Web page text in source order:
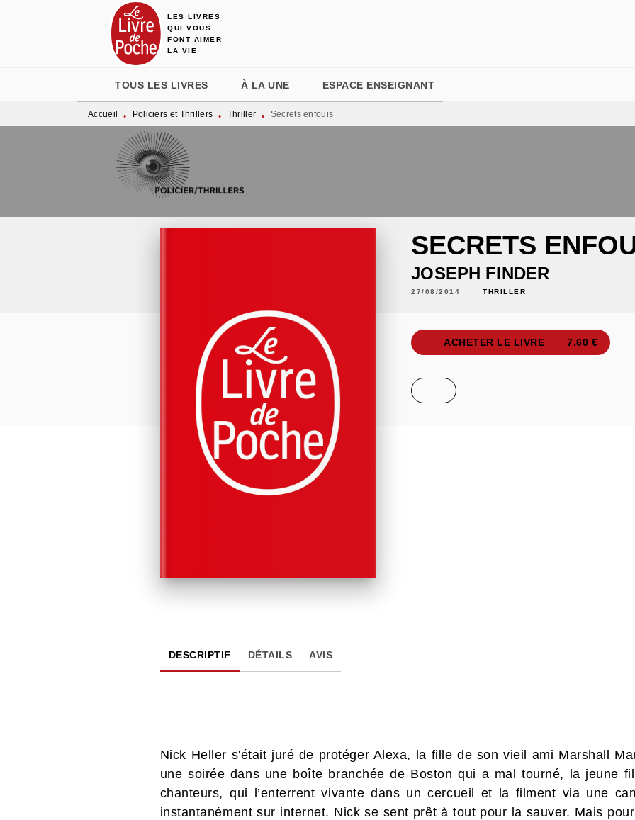
MENU RECHERCHE
LES LIVRES
QUI VOUS
FONT AIMER
LA VIE
TOUS LES LIVRES À LA UNE ESPACE ENSEIGNANT
Accueil • Policiers et Thrillers • Thriller • Secrets enfouis
SECRETS
JOSEPH FINDER
27/08/2014 THRILLER
ACHETER LE LIVRE 7,60 €
DESCRIPTIF DÉTAILS AVIS
Nick Heller s'était juré de protéger Alexa, la fille de son vieil ami Marshall
une soirée dans une boîte branchée de Boston qui a mal tourné, la jeune
chanteurs, qui l’enterrent vivante dans un cercueil et la filment via une
instantanément sur internet. Nick se sent prêt à tout pour la sauver. Mais